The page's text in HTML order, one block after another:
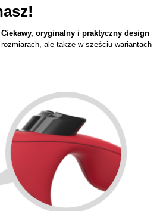
Ciekawy, oryginalny i praktyczny design
ale także w sześciu wariantach